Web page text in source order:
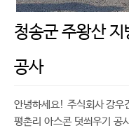
청송군 주왕산
공사
안녕하세요! 주식회사 강우
평촌리 아스콘 덧씌우기 공